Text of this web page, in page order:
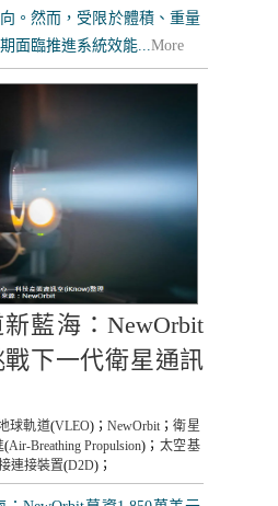
。然而，受限於體積、重量
面臨推進系統效能...More
藍海：NewOrbit
下一代衛星通訊
球軌道(VLEO)；NewOrbit ；衛星
(Air-Breathing Propulsion)； 太空基
連接裝置(D2D)；